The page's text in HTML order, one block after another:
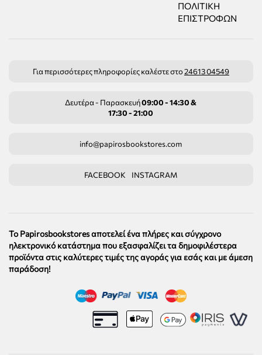
ΠΟΛΙΤΙΚΉ
ΕΠΙΣΤΡΟΦΏΝ
Για περισσότερες πληροφορίες καλέστε στο24613 04549
Δευτέρα - Παρασκευή09:00 - 14:30 &
17:30 - 21:00
info@papirosbookstores.com
FACEBOOK INSTAGRAM
Το Papirosbookstores αποτελεί ένα πλήρες και σύγχρονο
ηλεκτρονικό κατάστημα που εξασφαλίζει τα δημοφιλέστερα
προϊόντα στις καλύτερες τιμές της αγοράς για εσάς και με άμεση
παράδοση!